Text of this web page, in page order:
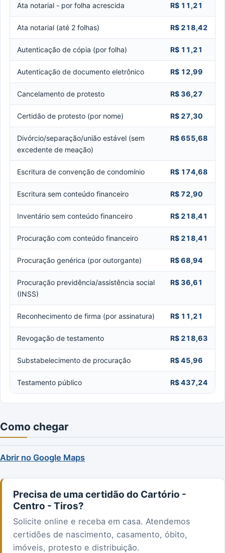
Ata notarial - por folha acrescida R$ 11,21
Ata notarial (até 2 folhas) R$ 218,42
Autenticação de cópia (por folha) R$ 11,21
Autenticação de documento eletrônico R$ 12,99
Cancelamento de protesto R$ 36,27
Certidão de protesto (por nome) R$ 27,30
Divórcio/separação/união estável (sem
excedente de meação)
R$ 655,68
Escritura de convenção de condomínio R$ 174,68
Escritura sem conteúdo financeiro R$ 72,90
Inventário sem conteúdo financeiro R$ 218,41
Procuração com conteúdo financeiro R$ 218,41
Procuração genérica (por outorgante) R$ 68,94
Procuração previdência/assistência social
(INSS)
R$ 36,61
Reconhecimento de firma (por assinatura) R$ 11,21
Revogação de testamento R$ 218,63
Substabelecimento de procuração R$ 45,96
Testamento público R$ 437,24
Como chegar
Abrir no Google Maps
Precisa de uma certidão do Cartório -
Centro - Tiros?
Solicite online e receba em casa. Atendemos
certidões de nascimento, casamento, óbito,
imóveis, protesto e distribuição.